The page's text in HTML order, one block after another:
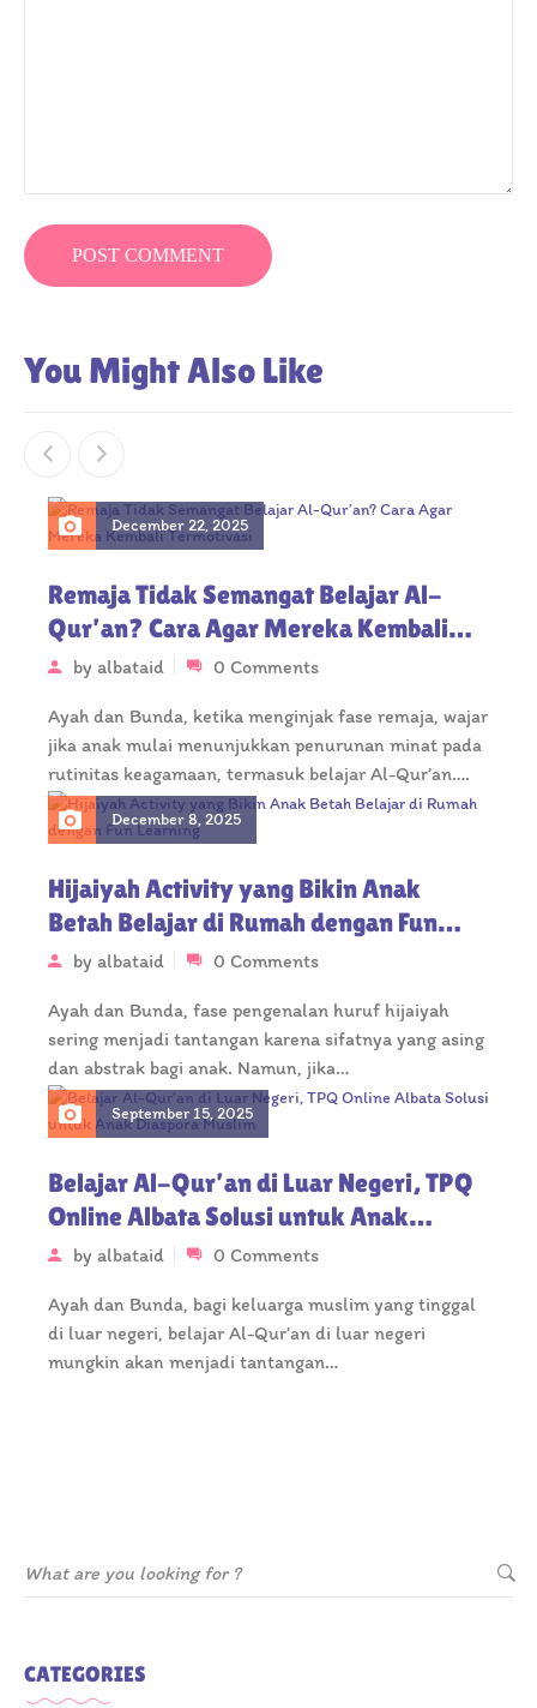
You Might Also Like
December 22, 2025
Remaja Tidak Semangat Belajar Al-
Qur’an? Cara Agar Mereka Kembali
Termotivasi
by albataid 0 Comments
Ayah dan Bunda, ketika menginjak fase remaja, wajar
jika anak mulai menunjukkan penurunan minat pada
rutinitas keagamaan, termasuk belajar Al-Qur’an….
December 8, 2025
Hijaiyah Activity yang Bikin Anak
Betah Belajar di Rumah dengan Fun
Learning
by albataid 0 Comments
Ayah dan Bunda, fase pengenalan huruf hijaiyah
sering menjadi tantangan karena sifatnya yang asing
dan abstrak bagi anak. Namun, jika…
September 15, 2025
Belajar Al-Qur’an di Luar Negeri, TPQ
Online Albata Solusi untuk Anak
Diaspora Muslim
by albataid 0 Comments
Ayah dan Bunda, bagi keluarga muslim yang tinggal
di luar negeri, belajar Al-Qur’an di luar negeri
mungkin akan menjadi tantangan…
CATEGORIES